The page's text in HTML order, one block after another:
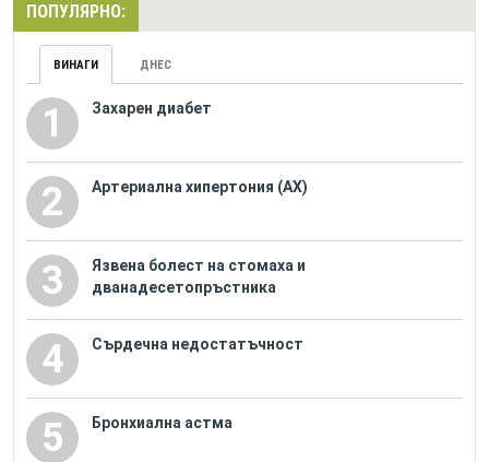
ПОПУЛЯРНО:
ВИНАГИ ДНЕС
1 Захарен диабет
2 Артериална хипертония (АХ)
3
Язвена болест на стомаха и
дванадесетопръстника
4 Сърдечна недостатъчност
5 Бронхиална астма